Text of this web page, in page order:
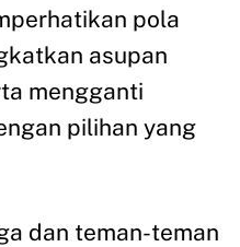
pola
asupan
mengganti
pilihan yang
dan teman-teman